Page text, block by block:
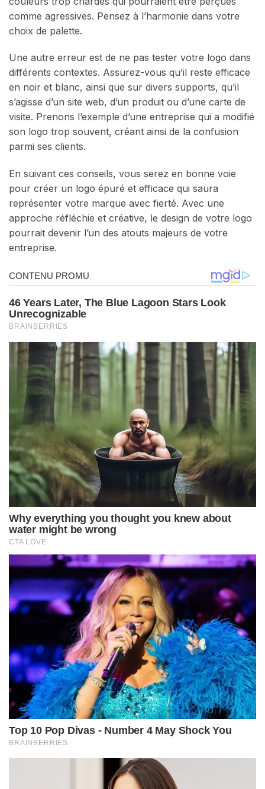
comme agressives. Pensez à l’harmonie dans votre
choix de palette.
Une autre erreur est de ne pas tester votre logo dans
différents contextes. Assurez-vous qu’il reste efficace
en noir et blanc, ainsi que sur divers supports, qu’il
s’agisse d’un site web, d’un produit ou d’une carte de
visite. Prenons l’exemple d’une entreprise qui a modifié
son logo trop souvent, créant ainsi de la confusion
parmi ses clients.
En suivant ces conseils, vous serez en bonne voie
pour créer un logo épuré et efficace qui saura
représenter votre marque avec fierté. Avec une
approche réfléchie et créative, le design de votre logo
pourrait devenir l’un des atouts majeurs de votre
entreprise.